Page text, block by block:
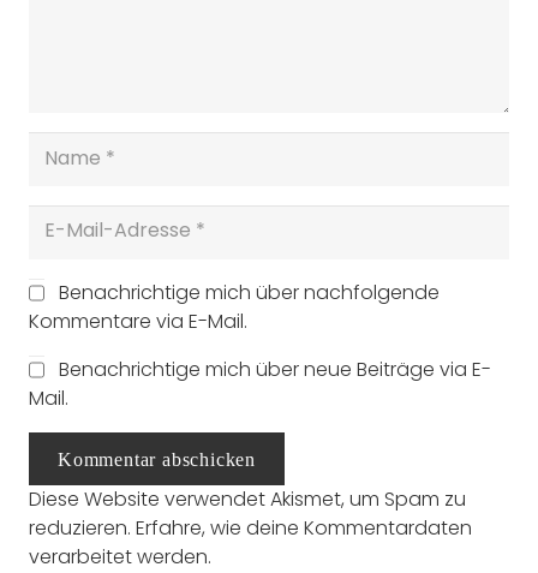
Benachrichtige mich über nachfolgende
Kommentare via E-Mail.
Benachrichtige mich über neue Beiträge via E-
Mail.
Kommentar abschicken
Diese Website verwendet Akismet, um Spam zu
reduzieren. Erfahre, wie deine Kommentardaten
verarbeitet werden.